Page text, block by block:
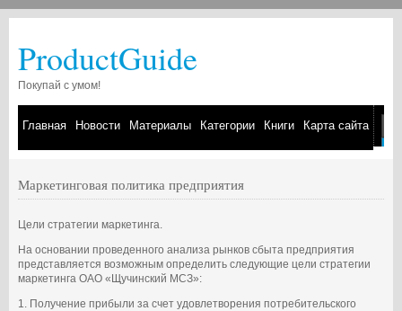
ProductGuide
Покупай с умом!
Главная Новости Материалы Категории Книги Карта сайта
Маркетинговая политика предприятия
Цели стратегии маркетинга.
На основании проведенного анализа рынков сбыта предприятия
представляется возможным определить следующие цели стратегии
маркетинга ОАО «Щучинский МСЗ»:
1. Получение прибыли за счет удовлетворения потребительского